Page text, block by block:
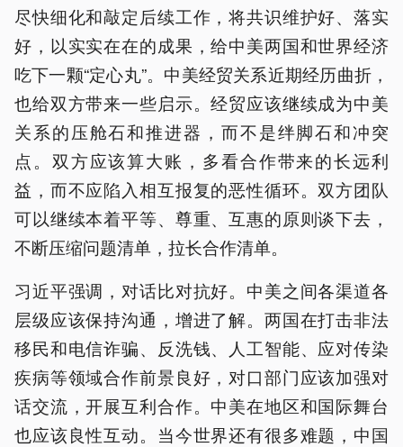
尽快细化和敲定后续工作，将共识维护好、落实
好，以实实在在的成果，给中美两国和世界经济
吃下一颗“定心丸”。中美经贸关系近期经历曲折，
也给双方带来一些启示。经贸应该继续成为中美
关系的压舱石和推进器，而不是绊脚石和冲突
点。双方应该算大账，多看合作带来的长远利
益，而不应陷入相互报复的恶性循环。双方团队
可以继续本着平等、尊重、互惠的原则谈下去，
不断压缩问题清单，拉长合作清单。
习近平强调，对话比对抗好。中美之间各渠道各
层级应该保持沟通，增进了解。两国在打击非法
移民和电信诈骗、反洗钱、人工智能、应对传染
疾病等领域合作前景良好，对口部门应该加强对
话交流，开展互利合作。中美在地区和国际舞台
也应该良性互动。当今世界还有很多难题，中国